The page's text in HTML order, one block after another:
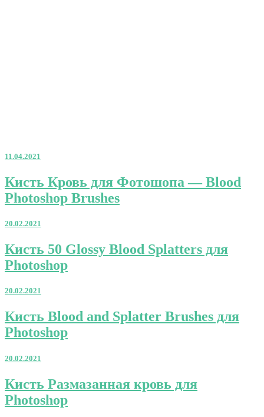
11.04.2021
Кисть
Кровь
для
—
Photoshop
Brushes
Кисть Кровь для Фотошопа — Blood
Photoshop Brushes
20.02.2021
Кисть
50
Glossy
Splatters
Photoshop
Кисть 50 Glossy Blood Splatters для
Photoshop
20.02.2021
Кисть
Blood
and
Brushes
Photoshop
Кисть Blood and Splatter Brushes для
Photoshop
20.02.2021
Кисть
Размазанная
кровь
Кисть Размазанная кровь для
Photoshop